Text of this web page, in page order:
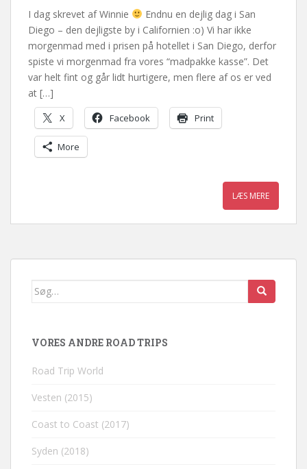
I dag skrevet af Winnie
Endnu en dejlig dag i San
Diego – den dejligste by i Californien :o) Vi har ikke
morgenmad med i prisen på hotellet i San Diego, derfor
spiste vi morgenmad fra vores “madpakke kasse”. Det
var helt fint og går lidt hurtigere, men flere af os er ved
at […]
X Facebook Print
More
LÆS MERE
Søg
VORES ANDRE ROAD TRIPS
Road Trip World
Vesten (2015)
Coast to Coast (2017)
Syden (2018)